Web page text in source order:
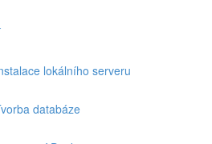
lokálního serveru
databáze